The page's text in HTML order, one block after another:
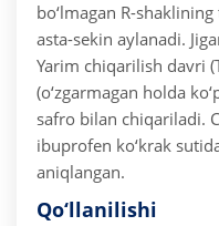
bo‘lmagan R-
asta-sekin aylanadi.
Yarim chiqarilish davri
(o‘zgarmagan holda
safro bilan chiqariladi.
ibuprofen ko‘krak
aniqlangan.
Qo‘llanilishi